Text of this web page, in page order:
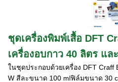
ชุดเครื่องพิมพ์เสื้อ DFT
เครื่องอบกาว 40 ลิตร แล
ในชุดประกอบด้วยเครื่อง DFT Craff
W สีละขนาด 100 mlฟิล์มขนาด 30